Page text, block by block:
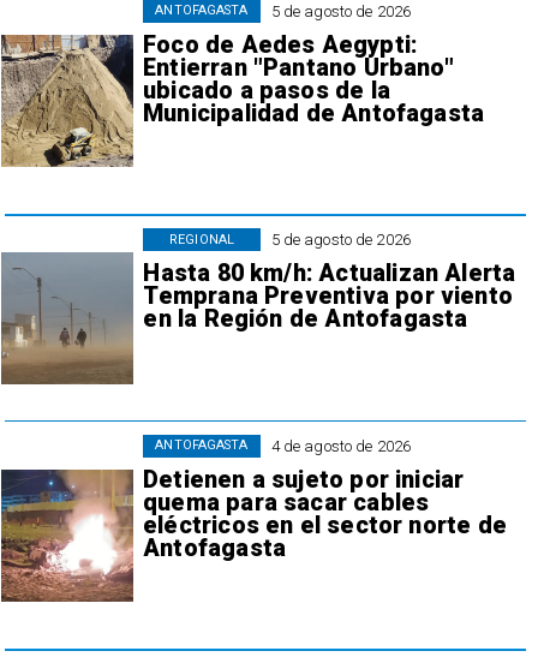
5 de agosto de 2026
Foco de Aedes Aegypti:
Entierran "Pantano Urbano"
ubicado a pasos de la
Municipalidad de Antofagasta
ANTOFAGASTA
5 de agosto de 2026
Hasta 80 km/h: Actualizan Alerta
Temprana Preventiva por viento
en la Región de Antofagasta
REGIONAL
4 de agosto de 2026
Detienen a sujeto por iniciar
quema para sacar cables
eléctricos en el sector norte de
Antofagasta
ANTOFAGASTA